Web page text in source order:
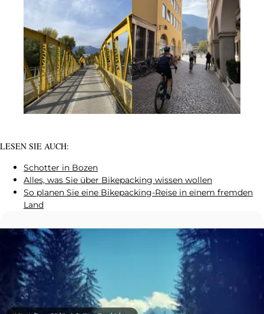
LESEN SIE AUCH:
Schotter in Bozen
Alles, was Sie über Bikepacking wissen wollen
So planen Sie eine Bikepacking-Reise in einem fremden
Land